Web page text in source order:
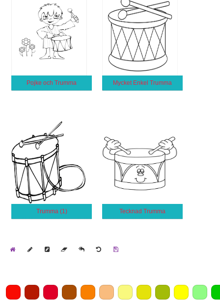
Pojke och Trumma Mycket Enkel Trumma
Trumma (1) Tecknad Trumma